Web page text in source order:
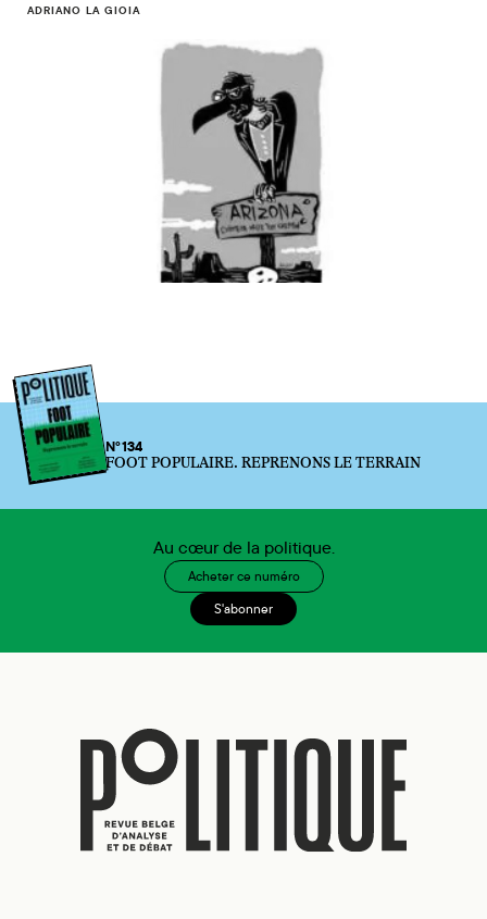
ADRIANO LA GIOIA
N°134
FOOT POPULAIRE. REPRENONS LE TERRAIN
Au cœur de la politique.
Acheter ce numéro
S'abonner